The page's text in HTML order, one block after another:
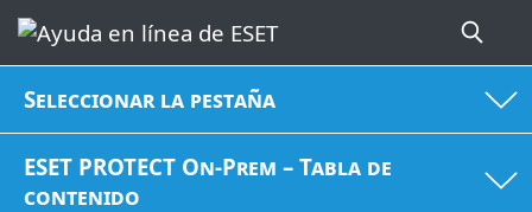
Seleccionar la pestaña
ESET PROTECT On-Prem – Tabla de
contenido